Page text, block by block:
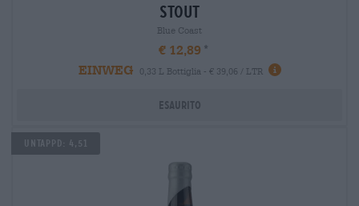
stout
Blue Coast
€ 12,89
EINWEG
0,33 L Bottiglia - € 39,06 / LTR
Esaurito
Untappd: 4,51